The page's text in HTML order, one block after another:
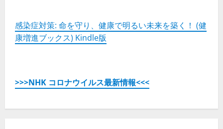
詳
ご
覧
く
だ
感染症対策: 命を守り、健康で明るい未来を築く！ (健
康増進ブックス) Kindle版
>>>NHK コロナウイルス最新情報<<<